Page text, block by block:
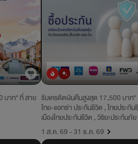
บาท* ที่ สาย
ยอดนิยมมาใหม่
รับเครดิตเงินคืนสูงสุด 17,500 บาท
ไทย-แอกซ่า ประกันชีวิต , ไทยประกัน
เมืองไทยประกันชีวิต , วิริยะประกันภั
ดับบลิวดี ประกันชีวิต , อลิอันซ์ อยุธยา
ประกันชีวิต
1 ส.ค. 69 - 31 ธ.ค. 69